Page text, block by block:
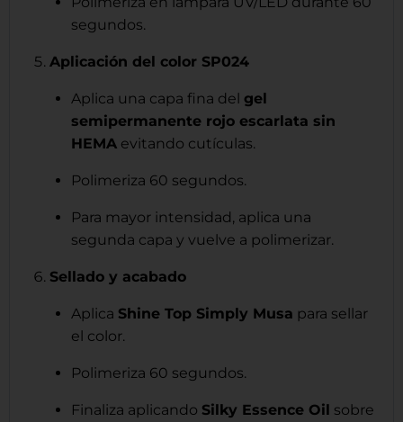
segundos.
Aplicación del color SP024
Aplica una capa fina del gel
semipermanente rojo escarlata sin
HEMA evitando cutículas.
Polimeriza 60 segundos.
Para mayor intensidad, aplica una
segunda capa y vuelve a polimerizar.
Sellado y acabado
Aplica Shine Top Simply Musa para sellar
el color.
Polimeriza 60 segundos.
Finaliza aplicando Silky Essence Oil sobre